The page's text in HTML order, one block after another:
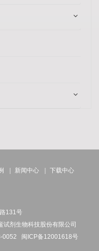
新闻中心
下载中心
131号
剂生物科技股份有限公司
0052 闽ICP备12001618号